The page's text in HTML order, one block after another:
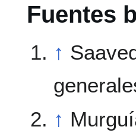
Fuentes
↑
↑